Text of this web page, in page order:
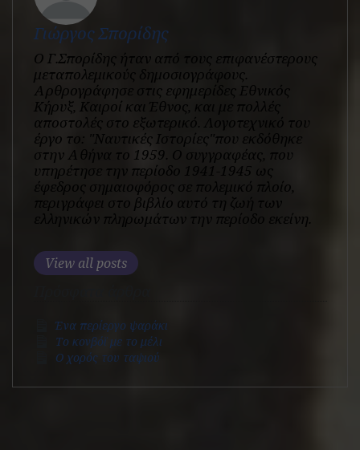
Γιώργος Σπορίδης
Ο Γ.Σπορίδης ήταν από τους επιφανέστερους
μεταπολεμικούς δημοσιογράφους.
Αρθρογράφησε στις εφημερίδες Εθνικός
Κήρυξ, Καιροί και Έθνος, και με πολλές
αποστολές στο εξωτερικό. Λογοτεχνικό του
έργο το: "Ναυτικές Ιστορίες"που εκδόθηκε
στην Αθήνα το 1959. Ο συγγραφέας, που
υπηρέτησε την περίοδο 1941-1945 ως
έφεδρος σημαιοφόρος σε πολεμικό πλοίο,
περιγράφει στο βιβλίο αυτό τη ζωή των
ελληνικών πληρωμάτων την περίοδο εκείνη.
View all posts
Ένα περίεργο ψαράκι
Το κονβόϊ με το μέλι
O χορός του ταψιού